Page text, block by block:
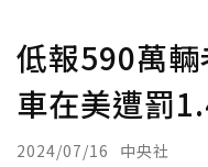
低報590萬
車在美遭罰
2024/07/16 中央社